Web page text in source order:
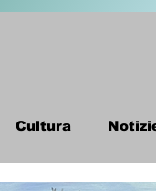
Cultura